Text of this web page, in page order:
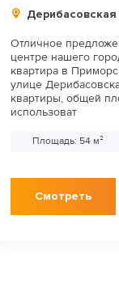
Дерибасовская
Отличное
центре нашего
квартира в
улице
квартиры, общей
использоват
Площадь: 54 м²
Смотреть